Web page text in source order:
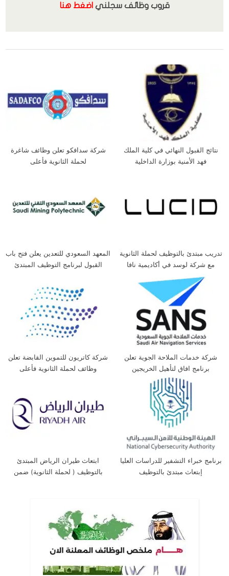
قروب وظائف سجلني اضغط هنا
نتائج القبول النهائي في كلية الملك
فهد الأمنية بوزارة الداخلية
شركة سدافكو تعلن وظائف شاغرة
لحملة الثانوية فأعلى
تدريب مبتدئ بالتوظيف لحملة الثانوية
مع شركة لوسد في أكاديمية نافا
المعهد السعودي للتعدين يعلن فتح باب
القبول لبرنامج التوظيف المبتدئ
شركة خدمات الملاحة الجوية تعلن
برنامج افاق لتأهيل الخريجين
شركة كاتريون للتموين القابضة تعلن
وظائف لحملة الثانوية فأعلى
برنامج خبراء التشفير للدراسات العليا
إبتعاث مبتدئ بالتوظيف
ابتعاث طيران الرياض المبتدئ
بالتوظيف ( لحملة الثانوية) ضمن